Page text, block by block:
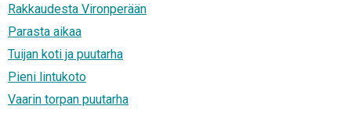
Rakkaudesta Vironperään
Parasta aikaa
Tuijan koti ja puutarha
Pieni lintukoto
Vaarin torpan puutarha